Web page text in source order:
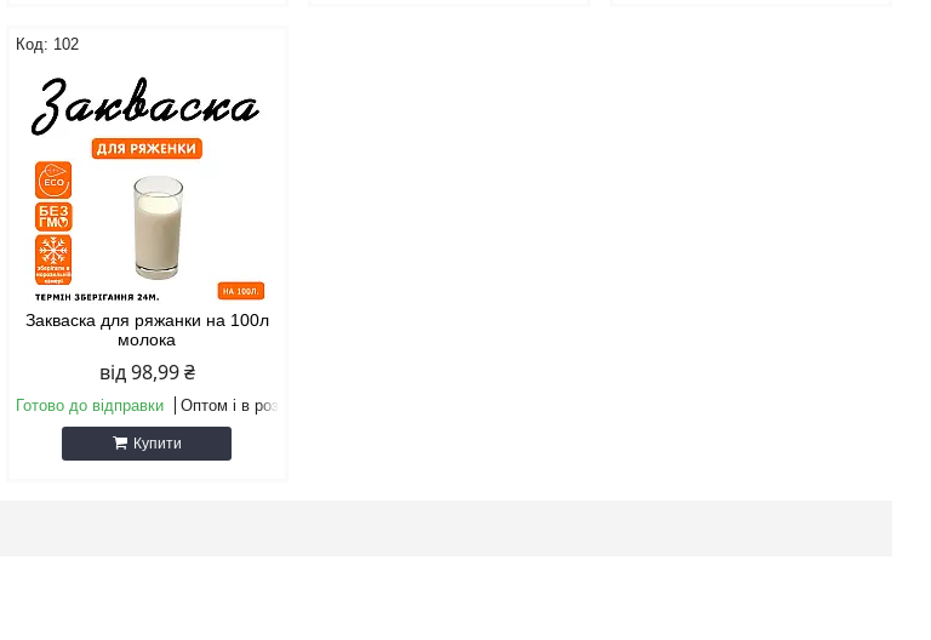
102
Закваска для ряжанки на 100л
молока
від 98,99 ₴
Готово до відправки Оптом і в роздріб
Купити